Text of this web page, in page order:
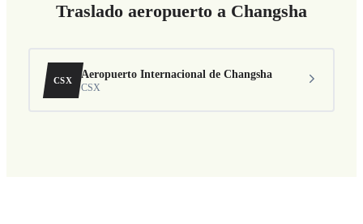
Traslado aeropuerto a Changsha
CSX Aeropuerto Internacional de Changsha
CSX